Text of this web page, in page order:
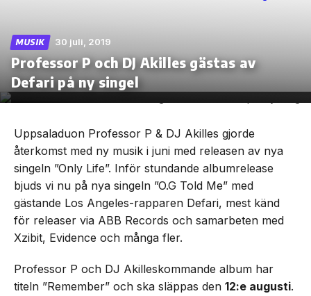
Skip
the
MUSIK 30 juli, 2019
Professor P och DJ Akilles gästas av
Defari på ny singel
Uppsaladuon Professor P & DJ Akilles gjorde
återkomst med ny musik i juni med releasen av nya
singeln ”Only Life”. Inför stundande albumrelease
bjuds vi nu på nya singeln ”O.G Told Me” med
gästande Los Angeles-rapparen Defari, mest känd
för releaser via ABB Records och samarbeten med
Xzibit, Evidence och många fler.
Professor P och DJ Akilleskommande album har
titeln ”Remember” och ska släppas den 12:e augusti.